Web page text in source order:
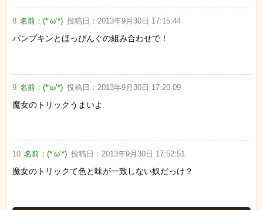
8 名前：(*‘ω‘*) 投稿日： 2013年9月30日 17:15:44
パンプキンとほっぴんぐの組み合わせで！
9 名前：(*‘ω‘*) 投稿日： 2013年9月30日 17:20:09
魔女のトリックうまいよ
10 名前：(*‘ω‘*) 投稿日： 2013年9月30日 17:52:51
魔女のトリックて色と味が一致しない奴だっけ？